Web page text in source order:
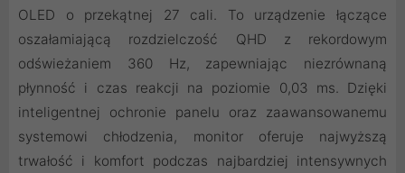
OLED o przekątnej 27 cali. To urządzenie łączące
oszałamiającą rozdzielczość QHD z rekordowym
odświeżaniem 360 Hz, zapewniając niezrównaną
płynność i czas reakcji na poziomie 0,03 ms. Dzięki
inteligentnej ochronie panelu oraz zaawansowanemu
systemowi chłodzenia, monitor oferuje najwyższą
trwałość i komfort podczas najbardziej intensywnych